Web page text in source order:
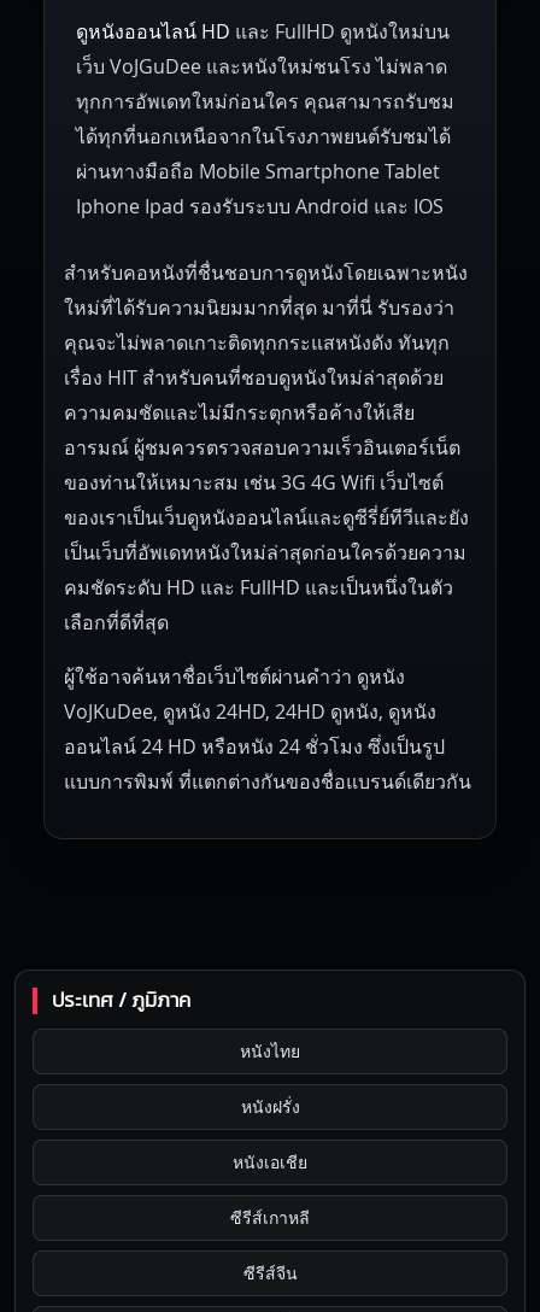
1945 1942 1941 1940 1939
1938 1937 1930 1928 1916
Hungary Denmark Bulgaria
Czech Republic Brazil Turkey
ดูหนังออนไลน์ HD และ FullHD ดูหนังใหม่บน
เว็บ VoJGuDee และหนังใหม่ชนโรง ไม่พลาด
ทุกการอัพเดทใหม่ก่อนใคร คุณสามารถรับชม
ได้ทุกที่นอกเหนือจากในโรงภาพยนต์รับชมได้
ผ่านทางมือถือ Mobile Smartphone Tablet
Iphone Ipad รองรับระบบ Android และ IOS
สำหรับคอหนังที่ชื่นชอบการดูหนังโดยเฉพาะหนัง
ใหม่ที่ได้รับความนิยมมากที่สุด มาที่นี่ รับรองว่า
คุณจะไม่พลาดเกาะติดทุกกระแสหนังดัง ทันทุก
เรื่อง HIT สำหรับคนที่ชอบดูหนังใหม่ล่าสุดด้วย
ความคมชัดและไม่มีกระตุกหรือค้างให้เสีย
อารมณ์ ผู้ชมควรตรวจสอบความเร็วอินเตอร์เน็ต
ของท่านให้เหมาะสม เช่น 3G 4G Wifi เว็บไซต์
ของเราเป็นเว็บดูหนังออนไลน์และดูซีรี่ย์ทีวีและยัง
เป็นเว็บที่อัพเดทหนังใหม่ล่าสุดก่อนใครด้วยความ
คมชัดระดับ HD และ FullHD และเป็นหนึ่งในตัว
เลือกที่ดีที่สุด
ผู้ใช้อาจค้นหาชื่อเว็บไซต์ผ่านคำว่า ดูหนัง
VoJKuDee, ดูหนัง 24HD, 24HD ดูหนัง, ดูหนัง
ออนไลน์ 24 HD หรือหนัง 24 ชั่วโมง ซึ่งเป็นรูป
แบบการพิมพ์ ที่แตกต่างกันของชื่อแบรนด์เดียวกัน
ประเทศ / ภูมิภาค
หนังไทย
หนังฝรั่ง
หนังเอเชีย
ซีรีส์เกาหลี
ซีรีส์จีน